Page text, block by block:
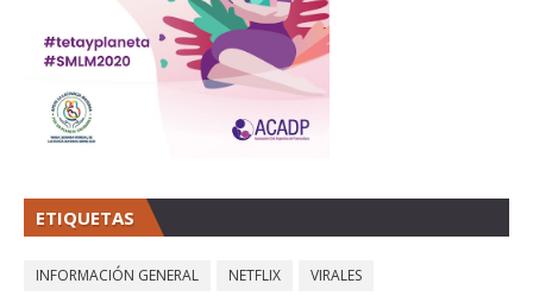
ETIQUETAS
INFORMACIÓN GENERAL NETFLIX VIRALES